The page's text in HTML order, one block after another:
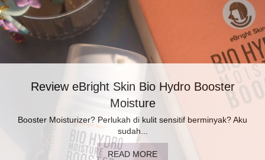
Review eBright Skin Bio Hydro Booster
Moisture
Booster Moisturizer? Perlukah di kulit sensitif berminyak? Aku
sudah...
READ MORE